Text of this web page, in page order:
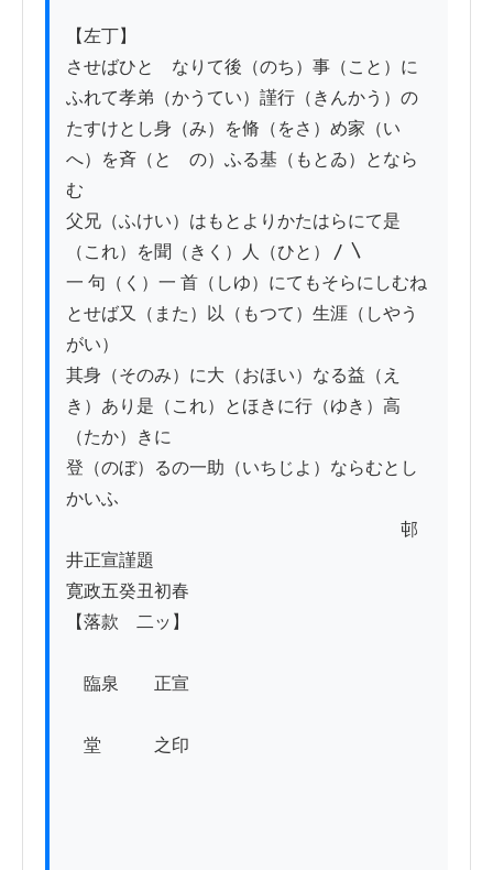
【左丁】
させばひとゝなりて後（のち）事（こと）に
ふれて孝弟（かうてい）謹行（きんかう）の
たすけとし身（み）を脩（をさ）め家（い
へ）を斉（とゝの）ふる基（もとゐ）となら
む
父兄（ふけい）はもとよりかたはらにて是
（これ）を聞（きく）人（ひと）〳〵
一 句（く）一 首（しゆ）にてもそらにしむね
とせば又（また）以（もつて）生涯（しやう
がい）
其身（そのみ）に大（おほい）なる益（え
き）あり是（これ）とほきに行（ゆき）高
（たか）きに
登（のぼ）るの一助（いちじよ）ならむとし
かいふ
邨
井正宣謹題
寛政五癸丑初春
【落款　二ッ】
臨泉　　正宣
堂　　　之印